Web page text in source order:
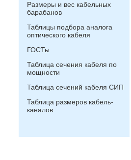
Размеры и вес кабельных
барабанов
Таблицы подбора аналога
оптического кабеля
ГОСТы
Таблица сечения кабеля по
мощности
Таблица сечений кабеля СИП
Таблица размеров кабель-
каналов